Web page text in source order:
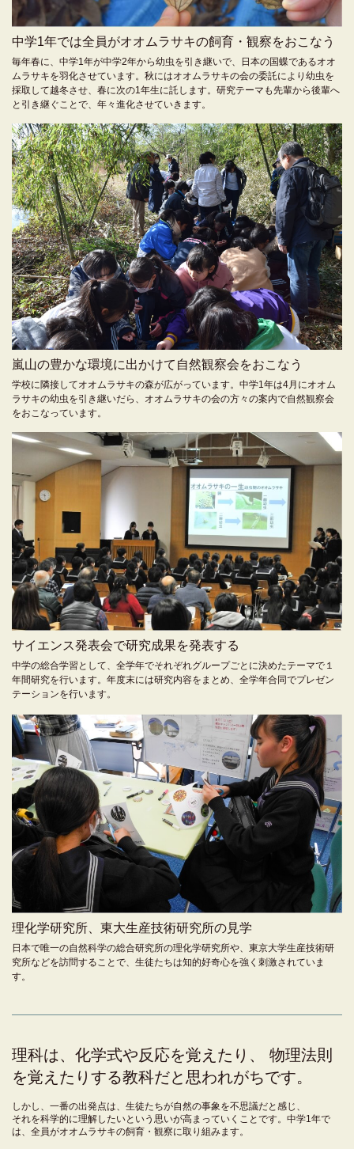
中学1年では全員がオオムラサキの飼育・観察をおこなう
毎年春に、中学1年が中学2年から幼虫を引き継いで、日本の国蝶であるオオ
ムラサキを羽化させています。秋にはオオムラサキの会の委託により幼虫を
採取して越冬させ、春に次の1年生に託します。研究テーマも先輩から後輩へ
と引き継ぐことで、年々進化させていきます。
嵐山の豊かな環境に出かけて自然観察会をおこなう
学校に隣接してオオムラサキの森が広がっています。中学1年は4月にオオム
ラサキの幼虫を引き継いだら、オオムラサキの会の方々の案内で自然観察会
をおこなっています。
サイエンス発表会で研究成果を発表する
中学の総合学習として、全学年でそれぞれグループごとに決めたテーマで１
年間研究を行います。年度末には研究内容をまとめ、全学年合同でプレゼン
テーションを行います。
理化学研究所、東大生産技術研究所の見学
日本で唯一の自然科学の総合研究所の理化学研究所や、東京大学生産技術研
究所などを訪問することで、生徒たちは知的好奇心を強く刺激されていま
す。
理科は、化学式や反応を覚えたり、
物理法則
を覚えたりする教科だと思われがちです。
しかし、一番の出発点は、生徒たちが自然の事象を不思議だと感じ、
それを科学的に理解したいという思いが高まっていくことです。中学1年で
は、全員がオオムラサキの飼育・観察に取り組みます。